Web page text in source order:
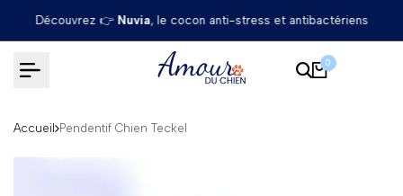
Passer
Découvrez 👉 Nuvia, le cocon anti-stress et antibactériens
0
Accueil Pendentif Chien Teckel